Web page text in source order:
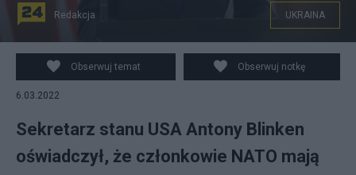
fot. PAP/EPA/DUMITRU DORU
Redakcja UKRAINA
Obserwuj temat Obserwuj notkę
6.03.2022
Sekretarz stanu USA Antony Blinken
oświadczył, że członkowie NATO mają